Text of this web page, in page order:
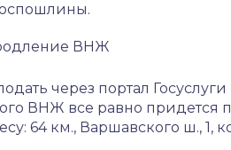
ВНЖ
через портал
ВНЖ все равно придется
64 км., Варшавского ш., 1,